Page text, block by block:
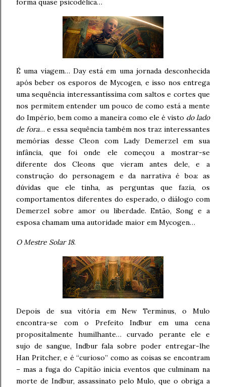
É uma viagem… Day está em uma jornada desconhecida
após beber os esporos de Mycogen, e isso nos entrega
uma sequência interessantíssima com saltos e cortes que
nos permitem entender um pouco de como está a mente
do Império, bem como a maneira como ele é visto do lado
de fora… e essa sequência também nos traz interessantes
memórias desse Cleon com Lady Demerzel em sua
infância, que foi onde ele começou a mostrar-se
diferente dos Cleons que vieram antes dele, e a
construção do personagem e da narrativa é boa: as
dúvidas que ele tinha, as perguntas que fazia, os
comportamentos diferentes do esperado, o diálogo com
Demerzel sobre amor ou liberdade. Então, Song e a
esposa chamam uma autoridade maior em Mycogen…
O Mestre Solar 18.
Depois de sua vitória em New Terminus, o Mulo
encontra-se com o Prefeito Indbur em uma cena
propositalmente humilhante… curvado perante ele e
sujo de sangue, Indbur fala sobre poder entregar-lhe
Han Pritcher, e é “curioso” como as coisas se encontram
– mas a fuga do Capitão inicia eventos que culminam na
morte de Indbur, assassinato pelo Mulo, que o obriga a